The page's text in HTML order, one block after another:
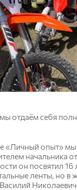
отдаём себя
«Личный опыт»
начальника
он посвятил
ленты, но в